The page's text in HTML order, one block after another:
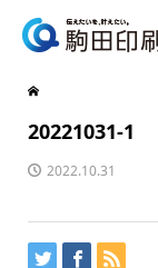
20221031-1
2022.10.31